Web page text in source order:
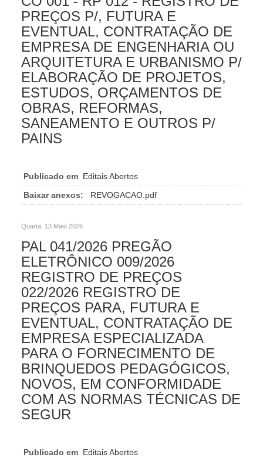
PREÇOS P/, FUTURA E
EVENTUAL, CONTRATAÇÃO DE
EMPRESA DE ENGENHARIA OU
ARQUITETURA E URBANISMO P/
ELABORAÇÃO DE PROJETOS,
ESTUDOS, ORÇAMENTOS DE
OBRAS, REFORMAS,
SANEAMENTO E OUTROS P/
PAINS
Publicado em Editais Abertos
Baixar anexos:
REVOGACAO.pdf
Quarta, 13 Maio 2026
PAL 041/2026 PREGÃO
ELETRÔNICO 009/2026
REGISTRO DE PREÇOS
022/2026 REGISTRO DE
PREÇOS PARA, FUTURA E
EVENTUAL, CONTRATAÇÃO DE
EMPRESA ESPECIALIZADA
PARA O FORNECIMENTO DE
BRINQUEDOS PEDAGÓGICOS,
NOVOS, EM CONFORMIDADE
COM AS NORMAS TÉCNICAS DE
SEGUR
Publicado em Editais Abertos